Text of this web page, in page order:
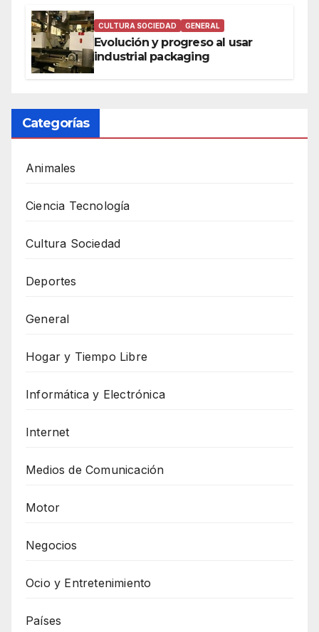
CULTURA SOCIEDAD GENERAL
Evolución y progreso al usar
industrial packaging
Categorías
Animales
Ciencia Tecnología
Cultura Sociedad
Deportes
General
Hogar y Tiempo Libre
Informática y Electrónica
Internet
Medios de Comunicación
Motor
Negocios
Ocio y Entretenimiento
Países